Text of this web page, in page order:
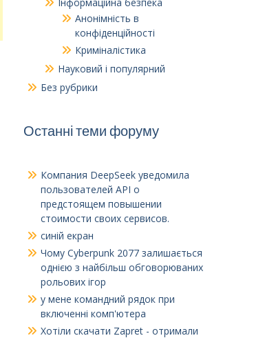
Анонімність в
конфіденційності
Криміналістика
Науковий і популярний
Без рубрики
Останні теми форуму
Компания DeepSeek уведомила
пользователей API о
предстоящем повышении
стоимости своих сервисов.
синій екран
Чому Cyberpunk 2077 залишається
однією з найбільш обговорюваних
рольових ігор
у мене командний рядок при
включенні комп'ютера
Хотіли скачати Zapret - отримали